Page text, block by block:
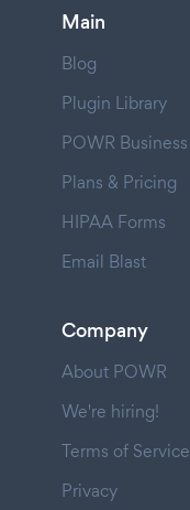
Main
Blog
Plugin Library
POWR Business
Plans & Pricing
HIPAA Forms
Email Blast
Company
About POWR
We're hiring!
Terms of Service
Privacy